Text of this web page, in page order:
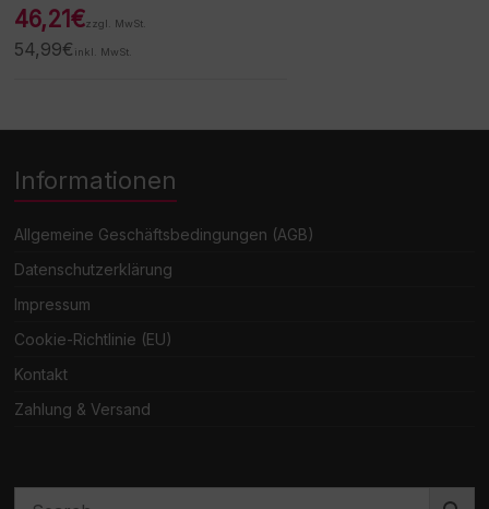
46,21€zzgl. MwSt.
54,99€ inkl. MwSt.
Informationen
Allgemeine Geschäftsbedingungen (AGB)
Datenschutzerklärung
Impressum
Cookie-Richtlinie (EU)
Kontakt
Zahlung & Versand